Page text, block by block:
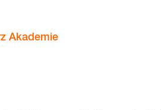
Akademie